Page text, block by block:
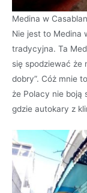
Medina w
Nie jest to Medina
tradycyjna. Ta
się spodziewać że
dobry”. Cóż mnie
że Polacy nie boją
gdzie autokary z